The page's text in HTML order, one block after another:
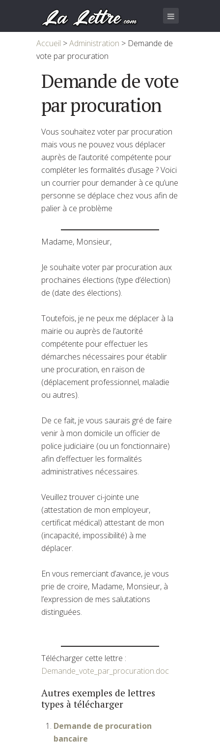
Accueil >Administration > Demande de
vote par procuration
Demande de vote
par procuration
Vous souhaitez voter par procuration
mais vous ne pouvez vous déplacer
auprès de l’autorité compétente pour
compléter les formalités d’usage ? Voici
un courrier pour demander à ce qu’une
personne se déplace chez vous afin de
palier à ce problème
Madame, Monsieur,
Je souhaite voter par procuration aux
prochaines élections (type d’élection)
de (date des élections).
Toutefois, je ne peux me déplacer à la
mairie ou auprès de l’autorité
compétente pour effectuer les
démarches nécessaires pour établir
une procuration, en raison de
(déplacement professionnel, maladie
ou autres).
De ce fait, je vous saurais gré de faire
venir à mon domicile un officier de
police judiciaire (ou un fonctionnaire)
afin d’effectuer les formalités
administratives nécessaires.
Veuillez trouver ci-jointe une
(attestation de mon employeur,
certificat médical) attestant de mon
(incapacité, impossibilité) à me
déplacer.
En vous remerciant d’avance, je vous
prie de croire, Madame, Monsieur, à
l’expression de mes salutations
distinguées.
Télécharger cette lettre :
Demande_vote_par_procuration.doc
Autres exemples de lettres
types à télécharger
Demande de procuration
bancaire